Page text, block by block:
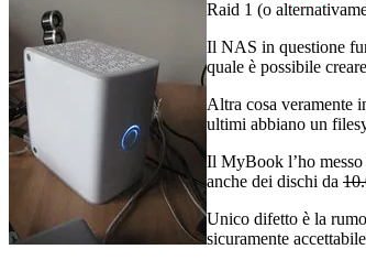
Raid 1 (o
Il NAS in questione
quale è possibile
Altra cosa veramente
ultimi abbiano un
Il MyBook l’ho
anche dei dischi da
Unico difetto è la
sicuramente